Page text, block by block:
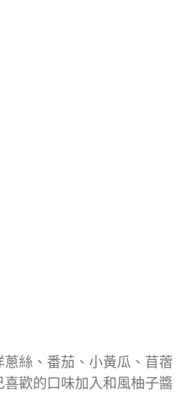
絲、番茄、小黃瓜、苜蓿
歡的口味加入和風柚子醬